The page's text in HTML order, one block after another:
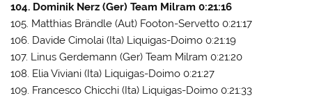
104. Dominik Nerz (Ger) Team Milram 0:21:16
105. Matthias Brändle (Aut) Footon-Servetto 0:21:17
106. Davide Cimolai (Ita) Liquigas-Doimo 0:21:19
107. Linus Gerdemann (Ger) Team Milram 0:21:20
108. Elia Viviani (Ita) Liquigas-Doimo 0:21:27
109. Francesco Chicchi (Ita) Liquigas-Doimo 0:21:33